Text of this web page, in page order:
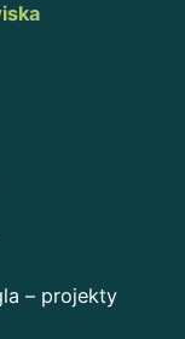
– projekty